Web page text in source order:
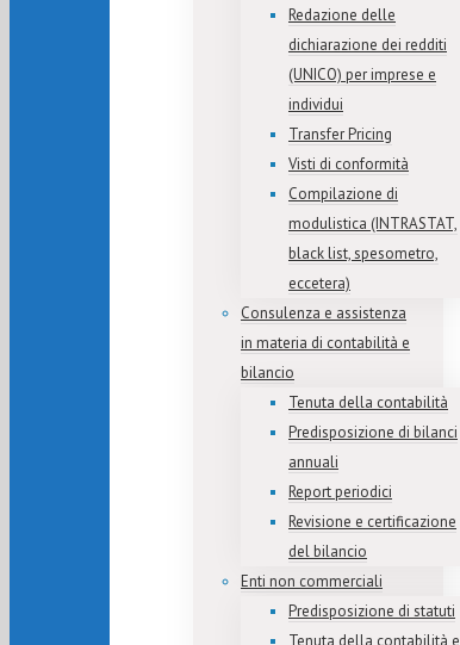
Redazione delle
dichiarazione dei redditi
(UNICO) per imprese e
individui
Transfer Pricing
Visti di conformità
Compilazione di
modulistica (INTRASTAT,
black list, spesometro,
eccetera)
Consulenza e assistenza
in materia di contabilità e
bilancio
Tenuta della contabilità
Predisposizione di bilanci
annuali
Report periodici
Revisione e certificazione
del bilancio
Enti non commerciali
Predisposizione di statuti
Tenuta della contabilità e